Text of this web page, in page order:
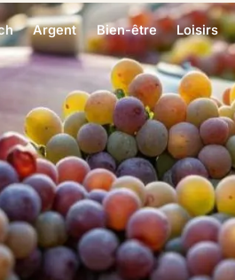
Argent Bien-être Loisirs